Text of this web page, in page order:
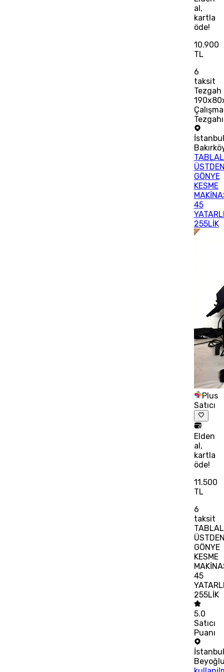
al,
kartla
öde!
10.900
TL
6
taksit
Tezgah
Çalışma
Tezgahı
İstanbul
GÖNYE
KESME
45
255LİK
Plus
Satıcı
Elden
al,
kartla
öde!
11.500
TL
6
taksit
GÖNYE
KESME
45
255LİK
5.0
Satıcı
Puanı
İstanbul